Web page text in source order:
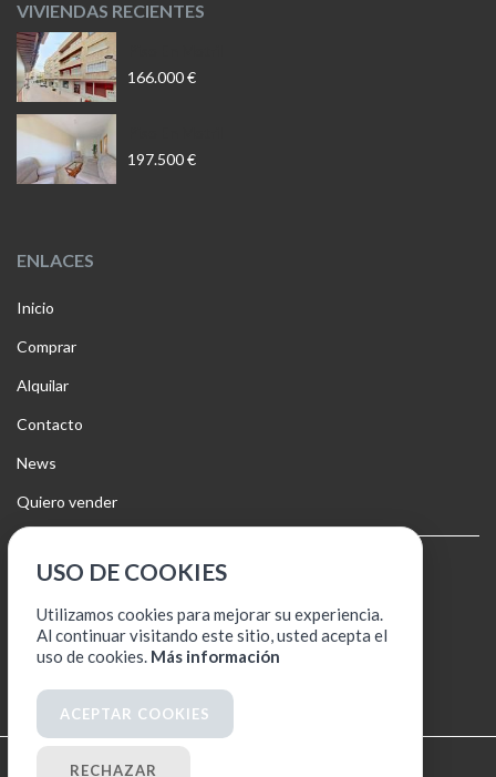
VIVIENDAS RECIENTES
166.000 €
197.500 €
ENLACES
Inicio
Comprar
Alquilar
Contacto
News
Quiero vender
Aviso legal
Política de cookies
Política de protección de datos
© 2026Jose Luis Escudero
USO DE COOKIES
Utilizamos cookies para mejorar su experiencia.
Al continuar visitando este sitio, usted acepta el
uso de cookies. Más información
ACEPTAR COOKIES
RECHAZAR